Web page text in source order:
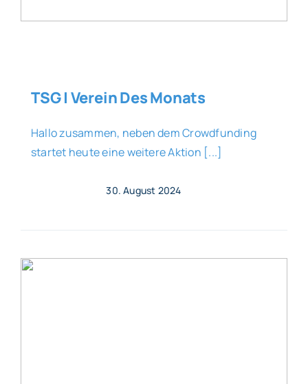
TSG | Verein Des Monats
Hallo zusammen, neben dem Crowdfunding
startet heute eine weitere Aktion [...]
30. August 2024